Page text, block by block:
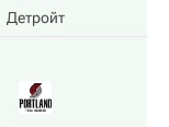
Детройт